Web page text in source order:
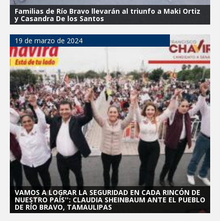
Familias de Río Bravo llevarán al triunfo a Maki Ortiz
y Casandra De los Santos
19 de marzo de 2024
VAMOS A LOGRAR LA SEGURIDAD EN CADA RINCÓN DE
NUESTRO PAÍS'': CLAUDIA SHEINBAUM ANTE EL PUEBLO
DE RÍO BRAVO, TAMAULIPAS